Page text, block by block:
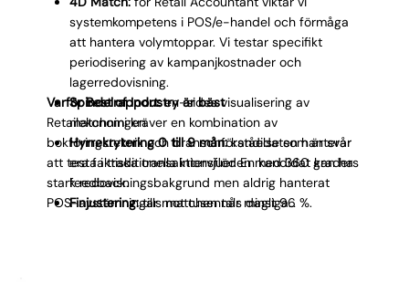
systemkompetens i POS/e-handel och förmåga
att hantera volymtoppar. Vi testar specifikt
periodisering av kampanjkostnader och
lagerredovisning.
Spindelrapport:en-sides visualisering av
matchningen.
Hyrrekrytering 0 till 9 mån:kandidaten hanterar
era faktiska transaktionsflöden med 360 graders
feedback.
Finjustering:tills matchen når minst 96 %.
Varför Best of Industry är bäst
Retailekonomi kräver en kombination av
bokföringsteknik och branschförståelse som är svår
att testa i traditionella intervjuer. En kandidat kan ha
stark redovisningsbakgrund men aldrig hanterat
POS-avstämningar mot tusentals dagliga